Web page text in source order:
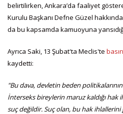
belirtilirken, Ankara’da faaliyet
Kurulu Başkanı Defne Güzel
da bu kapsamda kamuoyuna
Ayrıca Saki, 13 Şubat'ta Meclis'te
kaydetti:
"Bu dava, devletin beden
İnterseks bireylerin maruz kaldığı
suç değildir. Suç olan, bu hak ihlallerini